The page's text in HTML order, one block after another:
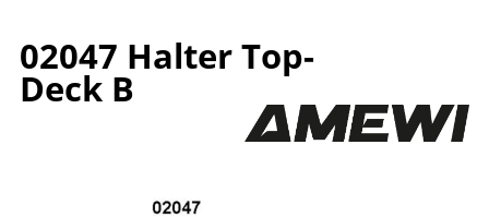
02047 Halter Top-
Deck B